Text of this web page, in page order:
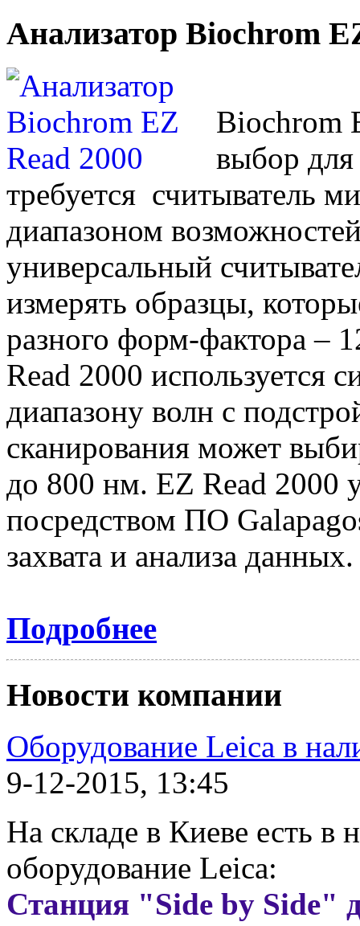
Анализатор Biochrom
Biochrom
выбор
требуется считыватель
диапазоном
универсальный
измерять образцы,
разного форм-фактора –
Read 2000 используется
диапазону волн с
сканирования может
до 800 нм. EZ Read 2000
посредством ПО
захвата и анализа данных.
Подробнее
Новости компании
Оборудование Leica в
9-12-2015, 13:45
На складе в Киеве есть в
оборудование Leica:
Станция "Side by Side"